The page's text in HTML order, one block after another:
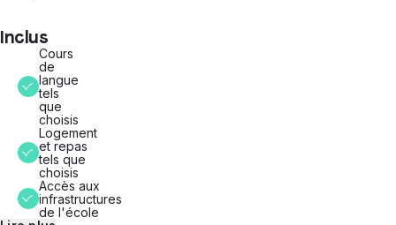
Inclus
Cours
de
langue
tels
que
choisis
Logement
et repas
tels que
choisis
Accès aux
infrastructures
de l'école